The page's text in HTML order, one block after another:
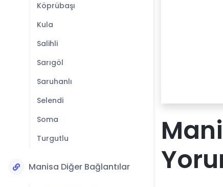
Köprübaşı
Kula
Salihli
Sarıgöl
Saruhanlı
Selendi
Soma
Turgutlu
Manisa Diğer Bağlantılar